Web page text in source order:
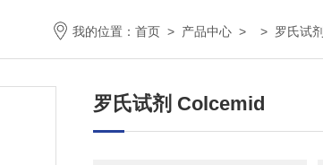
我的位置： 首页 > 产品中心 > > 罗氏试剂
罗氏试剂 Colcemid